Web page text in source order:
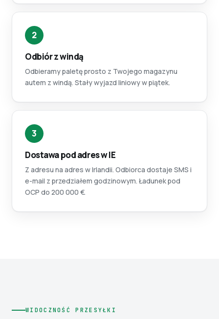
2
Odbiór z windą
Odbieramy paletę prosto z Twojego magazynu
autem z windą. Stały wyjazd liniowy w piątek.
3
Dostawa pod adres w IE
Z adresu na adres w Irlandii. Odbiorca dostaje SMS i
e-mail z przedziałem godzinowym. Ładunek pod
OCP do 200 000 €.
WIDOCZNOŚĆ PRZESYŁKI